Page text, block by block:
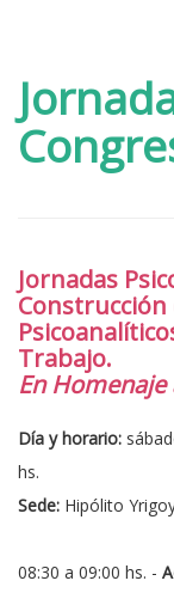
Jornadas
Construcción
Trabajo.
En
Día y horario:
hs.
Sede: Hipólito
08:30 a 09:00 hs. -